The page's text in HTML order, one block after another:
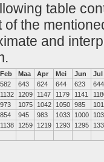
table
of the
and
Feb Maa Apr Mei Jun Jul
582 643 624 644 623 644
1132 1209 1147 1179 1141
973 1075 1042 1050 985
854 945 983 1033 1000
1138 1259 1219 1293 1295